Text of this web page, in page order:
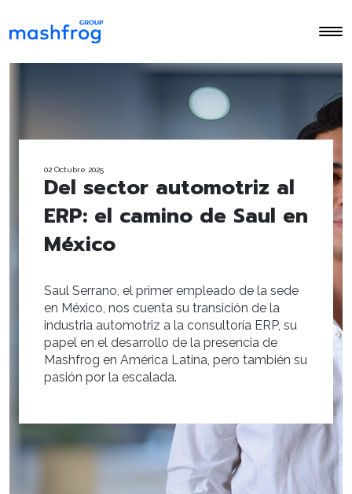
02 Octubre 2025
Del sector automotriz al
ERP: el camino de Saul en
México
Saul Serrano, el primer empleado de la sede
en México, nos cuenta su transición de la
industria automotriz a la consultoría ERP, su
papel en el desarrollo de la presencia de
Mashfrog en América Latina, pero también su
pasión por la escalada.